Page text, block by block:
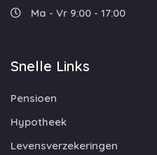
Ma - Vr 9:00 - 17:00
Snelle Links
Pensioen
Hypotheek
Levensverzekeringen